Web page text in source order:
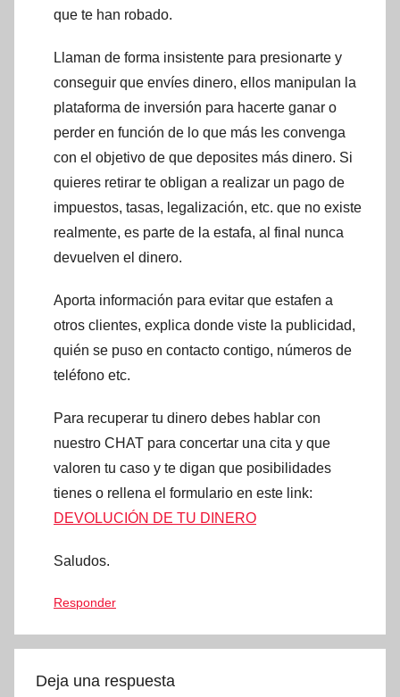
que te han robado.
Llaman de forma insistente para presionarte y
conseguir que envíes dinero, ellos manipulan la
plataforma de inversión para hacerte ganar o
perder en función de lo que más les convenga
con el objetivo de que deposites más dinero. Si
quieres retirar te obligan a realizar un pago de
impuestos, tasas, legalización, etc. que no existe
realmente, es parte de la estafa, al final nunca
devuelven el dinero.
Aporta información para evitar que estafen a
otros clientes, explica donde viste la publicidad,
quién se puso en contacto contigo, números de
teléfono etc.
Para recuperar tu dinero debes hablar con
nuestro CHAT para concertar una cita y que
valoren tu caso y te digan que posibilidades
tienes o rellena el formulario en este link:
DEVOLUCIÓN DE TU DINERO
Saludos.
Responder
Deja una respuesta